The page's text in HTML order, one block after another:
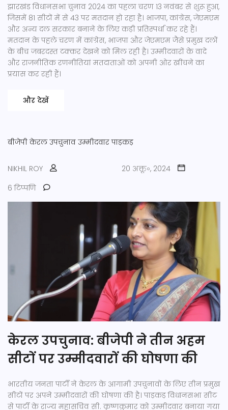
झारखंड विधानसभा चुनाव 2024 का पहला चरण 13 नवंबर से शुरू हुआ,
जिसमें 81 सीटों में से 43 पर मतदान हो रहा है। भाजपा, कांग्रेस, जेएमएम
और अन्य दल सरकार बनाने के लिए कड़ी प्रतिस्पर्धा कर रहे हैं।
मतदान के पहले चरण में कांग्रेस, भाजपा और जेएमएम जैसे प्रमुख दलों
के बीच जबरदस्त टक्कर देखने को मिल रही है। उम्मीदवारों के वादे
और राजनीतिक रणनीतियां मतदाताओं को अपनी ओर खींचने का
प्रयास कर रही हैं।
और देखें
बीजेपी केरल उपचुनाव उम्मीदवार पाड़कड़
NIKHIL ROY
20 अक्तू॰, 2024
6 टिप्पणि
केरल उपचुनाव: बीजेपी ने तीन अहम
सीटों पर उम्मीदवारों की घोषणा की
भारतीय जनता पार्टी ने केरल के आगामी उपचुनावों के लिए तीन प्रमुख
सीटों पर अपने उम्मीदवारों की घोषणा की है। पाड़कड़ विधानसभा सीट
से पार्टी के राज्य महासचिव सी. कृष्णकुमार को उम्मीदवार बनाया गया